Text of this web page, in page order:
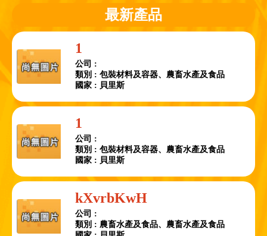
最新產品
1
公司 :
類別 : 包裝材料及容器、農畜水產及食品
國家 : 貝里斯
1
公司 :
類別 : 包裝材料及容器、農畜水產及食品
國家 : 貝里斯
kXvrbKwH
公司 :
類別 : 農畜水產及食品、農畜水產及食品